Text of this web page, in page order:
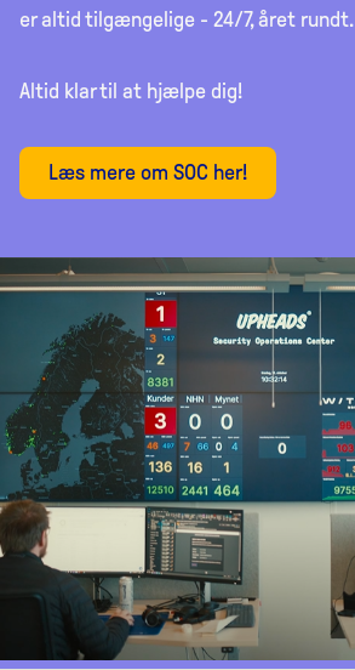
er altid tilgængelige - 24/7, året rundt.
Altid klar til at hjælpe dig!
Læs mere om SOC her!